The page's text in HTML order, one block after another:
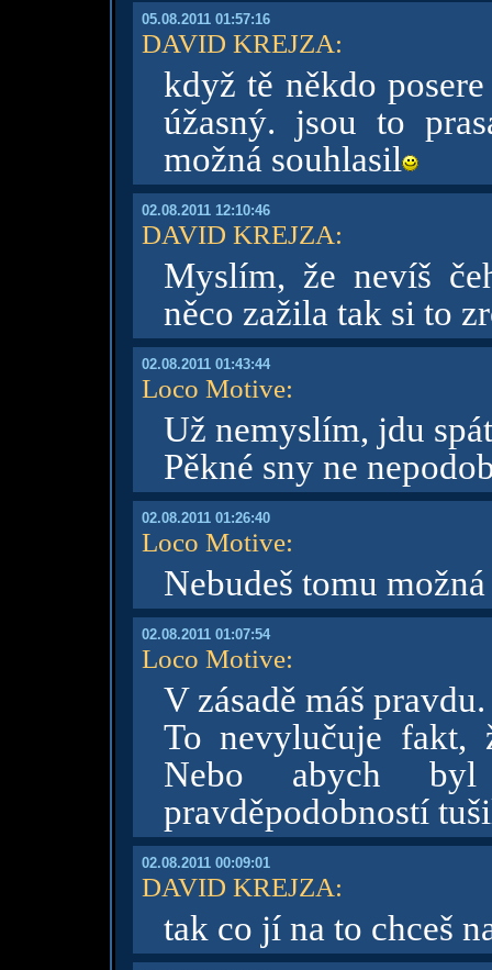
05.08.2011 01:57:16
DAVID KREJZA:
když tě někdo
úžasný. jsou to
možná souhlasil
02.08.2011 12:10:46
DAVID KREJZA:
Myslím, že nevíš
něco zažila tak si to
02.08.2011 01:43:44
Loco Motive:
Už nemyslím, jdu
Pěkné sny ne
02.08.2011 01:26:40
Loco Motive:
Nebudeš tomu
02.08.2011 01:07:54
Loco Motive:
V zásadě máš pravdu.
To nevylučuje fakt,
Nebo abych byl
pravděpodobností
02.08.2011 00:09:01
DAVID KREJZA:
tak co jí na to chceš